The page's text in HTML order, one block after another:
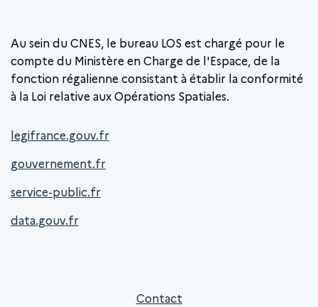
Au sein du CNES, le bureau LOS est chargé pour le
compte du Ministère en Charge de l'Espace, de la
fonction régalienne consistant à établir la conformité
à la Loi relative aux Opérations Spatiales.
legifrance.gouv.fr
gouvernement.fr
service-public.fr
data.gouv.fr
Contact